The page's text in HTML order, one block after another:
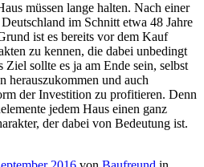
müssen lange halten. Nach einer
im Schnitt etwa 48 Jahre
ist es bereits vor dem Kauf
zu kennen, die dabei unbedingt
sollte es ja am Ende sein, selbst
herauszukommen und auch
der Investition zu profitieren. Denn
jedem Haus einen ganz
der dabei von Bedeutung ist.